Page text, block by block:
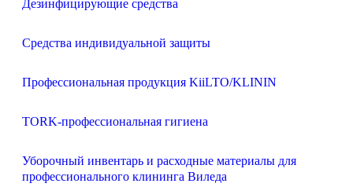
Дезинфицирующие средства
Средства индивидуальной защиты
Профессиональная продукция KiiLTO/KLININ
TORK-профессиональная гигиена
Уборочный инвентарь и расходные материалы для
профессионального клининга Виледа